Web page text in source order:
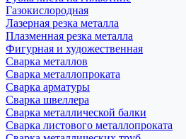
Газокислородная
Лазерная резка металла
Плазменная резка металла
Фигурная и художественная
Сварка металлов
Сварка металлопроката
Сварка арматуры
Сварка швеллера
Сварка металлической балки
Сварка листового металлопроката